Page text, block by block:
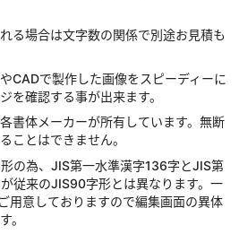
る場合は文字数の関係で別途お見積も
CADで製作した画像をスピーディーに
を確認する事が出来ます。
書体メーカーが所有しています。無断
ことはできません。
の為、JIS第一水準漢字136字とJIS第
従来のJIS90字形とは異なります。一
用意しておりますので編集画面の異体
。